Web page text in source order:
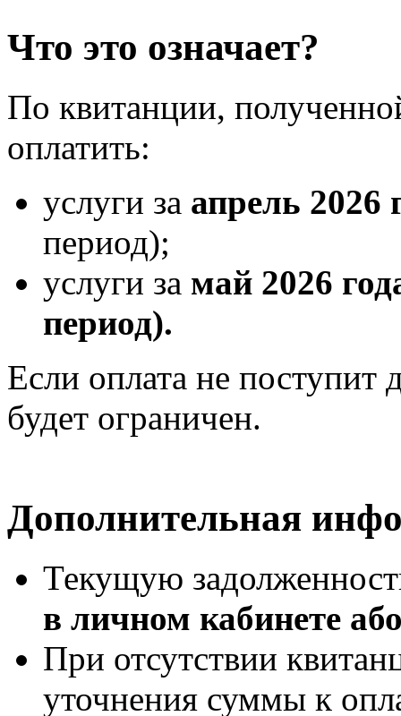
Что это означает?
По квитанции,
оплатить:
услуги за апрель 2026
период);
услуги за май 2026
период).
Если оплата не поступит
будет ограничен.
Дополнительная
Текущую
в личном кабинете
При отсутствии
уточнения суммы к